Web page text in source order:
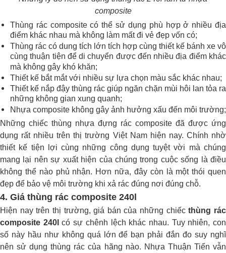
composite
Thùng rác composite có thể sử dụng phù hợp ở nhiều địa
điểm khác nhau mà không làm mất đi vẻ đẹp vốn có;
Thùng rác có dung tích lớn tích hợp cùng thiết kế bánh xe vô
cùng thuận tiện để di chuyển được đến nhiều địa điểm khác
mà không gây khó khăn;
Thiết kế bắt mắt với nhiều sự lựa chọn màu sắc khác nhau;
Thiết kế nắp đậy thùng rác giúp ngăn chặn mùi hôi lan tỏa ra
những không gian xung quanh;
Nhựa composite không gây ảnh hưởng xấu đến môi trường;
Những chiếc thùng nhựa đựng rác composite đã được ứng
dụng rất nhiều trên thị trường Việt Nam hiện nay. Chính nhờ
thiết kế tiện lợi cùng những công dụng tuyệt vời mà chúng
mang lại nên sự xuất hiện của chúng trong cuộc sống là điều
không thể nào phủ nhận. Hơn nữa, đây còn là một thói quen
đẹp để bảo vệ môi trường khi xả rác đúng nơi đúng chỗ.
4. Giá thùng rác composite 240l
Hiện nay trên thị trường, giá bán của những chiếcthùng rác
composite 240l có sự chênh lệch khác nhau. Tuy nhiên, con
số này hầu như không quá lớn để bạn phải đắn đo suy nghĩ
nên sử dụng thùng rác của hãng nào. Nhựa Thuận Tiến vẫn